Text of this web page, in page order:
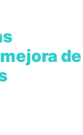
de